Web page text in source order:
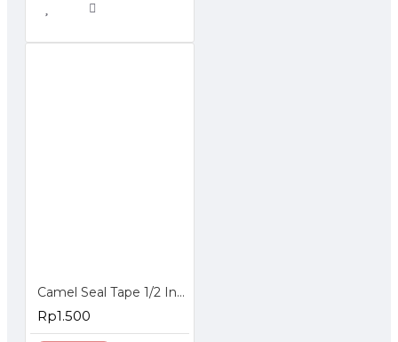
Camel Seal Tape 1/2 Inch 10 Meter - Sealtape - Selotip Pipa 0.5 Inch
Rp1.500